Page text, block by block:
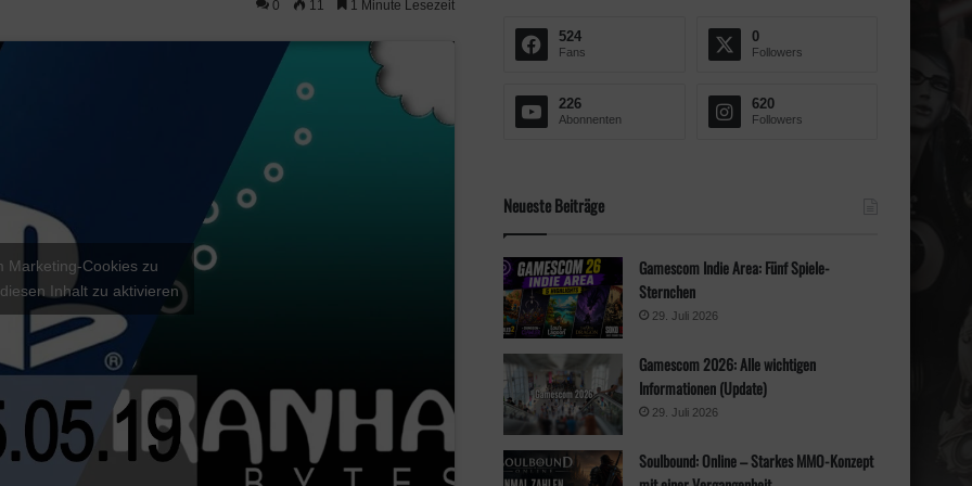
0 11 1 Minute Lesezeit
Marketing-Cookies zu
Inhalt zu aktivieren
c
524
Fans
0
Followers
226
Abonnenten
620
Followers
Neueste Beiträge
Gamescom Indie Area: Fünf Spiele-
Sternchen
29. Juli 2026
Gamescom 2026: Alle wichtigen
Informationen (Update)
29. Juli 2026
Soulbound: Online – Starkes MMO-Konzept